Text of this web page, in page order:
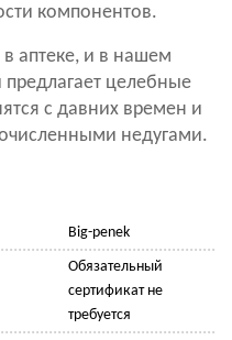
компонентов.
аптеке, и в нашем
целебные
с давних времен и
недугами.
Big-penek
Обязательный
сертификат не
требуется